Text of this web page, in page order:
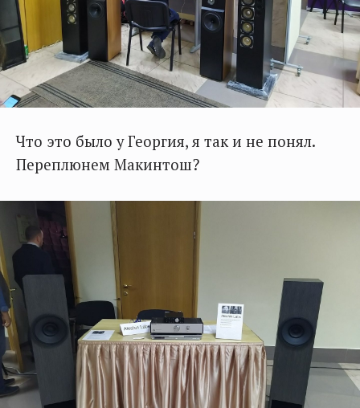
Что это было у Георгия, я так и не понял.
Переплюнем Макинтош?